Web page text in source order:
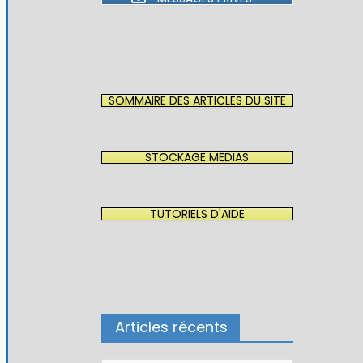
SOMMAIRE DES ARTICLES DU SITE
STOCKAGE MÉDIAS
TUTORIELS D'AIDE
Articles récents